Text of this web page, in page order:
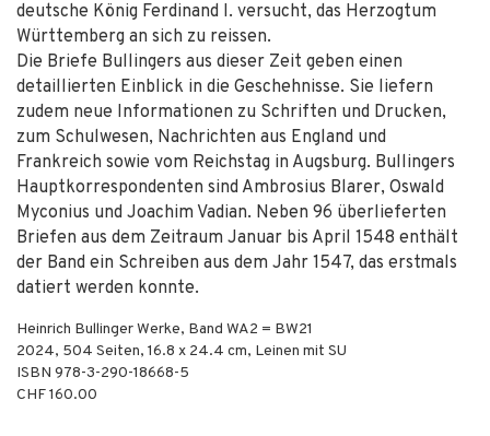
deutsche König Ferdinand I. versucht, das Herzogtum
Württemberg an sich zu reissen.
Die Briefe Bullingers aus dieser Zeit geben einen
detaillierten Einblick in die Geschehnisse. Sie liefern
zudem neue Informationen zu Schriften und Drucken,
zum Schulwesen, Nachrichten aus England und
Frankreich sowie vom Reichstag in Augsburg. Bullingers
Hauptkorrespondenten sind Ambrosius Blarer, Oswald
Myconius und Joachim Vadian. Neben 96 überlieferten
Briefen aus dem Zeitraum Januar bis April 1548 enthält
der Band ein Schreiben aus dem Jahr 1547, das erstmals
datiert werden konnte.
Heinrich Bullinger Werke, Band WA2 = BW21
2024, 504 Seiten, 16.8 x 24.4 cm, Leinen mit SU
ISBN 978-3-290-18668-5
CHF 160.00